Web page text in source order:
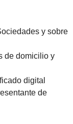
y sobre
de domicilio y
digital
de